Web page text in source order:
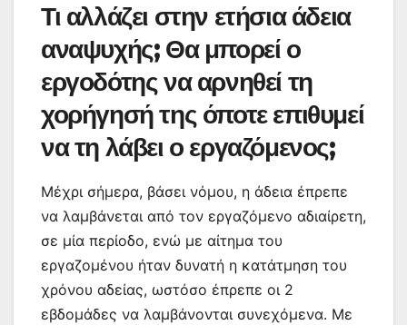
Τι αλλάζει στην ετήσια άδεια
αναψυχής; Θα μπορεί ο
εργοδότης να αρνηθεί τη
χορήγησή της όποτε επιθυμεί
να τη λάβει ο εργαζόμενος;
Μέχρι σήμερα, βάσει νόμου, η άδεια έπρεπε
να λαμβάνεται από τον εργαζόμενο αδιαίρετη,
σε μία περίοδο, ενώ με αίτημα του
εργαζομένου ήταν δυνατή η κατάτμηση του
χρόνου αδείας, ωστόσο έπρεπε οι 2
εβδομάδες να λαμβάνονται συνεχόμενα. Με